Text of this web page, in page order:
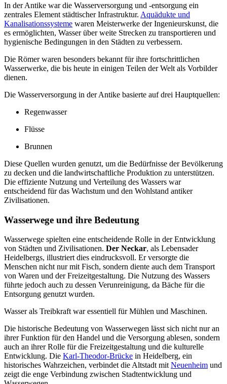
In der Antike war die Wasserversorgung und -entsorgung ein
zentrales Element städtischer Infrastruktur. Aquädukte und
Kanalisationssysteme waren Meisterwerke der Ingenieurskunst, die
es ermöglichten, Wasser über weite Strecken zu transportieren und
hygienische Bedingungen in den Städten zu verbessern.
Die Römer waren besonders bekannt für ihre fortschrittlichen
Wasserwerke, die bis heute in einigen Teilen der Welt als Vorbilder
dienen.
Die Wasserversorgung in der Antike basierte auf drei Hauptquellen:
Regenwasser
Flüsse
Brunnen
Diese Quellen wurden genutzt, um die Bedürfnisse der Bevölkerung
zu decken und die landwirtschaftliche Produktion zu unterstützen.
Die effiziente Nutzung und Verteilung des Wassers war
entscheidend für das Wachstum und den Wohlstand antiker
Zivilisationen.
Wasserwege und ihre Bedeutung
Wasserwege spielten eine entscheidende Rolle in der Entwicklung
von Städten und Zivilisationen. Der Neckar, als Lebensader
Heidelbergs, illustriert dies eindrucksvoll. Er versorgte die
Menschen nicht nur mit Fisch, sondern diente auch dem Transport
von Waren und der Freizeitgestaltung. Die Nutzung des Wassers
führte jedoch auch zu dessen Verunreinigung, da Bäche für die
Entsorgung genutzt wurden.
Wasser als Treibkraft war essentiell für Mühlen und Maschinen.
Die historische Bedeutung von Wasserwegen lässt sich nicht nur an
ihrer Funktion für den Handel und die Versorgung ablesen, sondern
auch an ihrer Rolle für die Freizeitgestaltung und die kulturelle
Entwicklung. Die Karl-Theodor-Brücke in Heidelberg, ein
historisches Wahrzeichen, verbindet die Altstadt mit Neuenheim und
zeigt die enge Verbindung zwischen Stadtentwicklung und